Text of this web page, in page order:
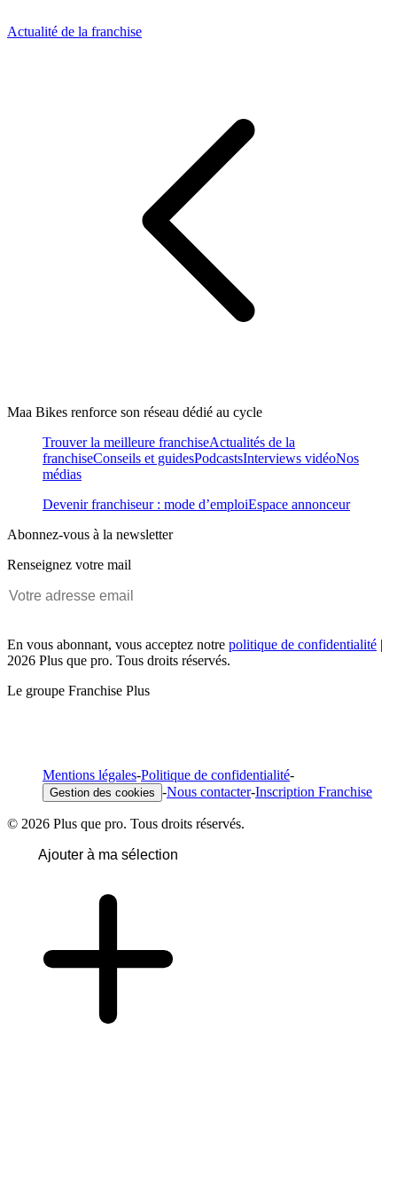
Actualité de la franchise
Maa Bikes renforce son réseau dédié au cycle
Trouver la meilleure franchiseActualités de la
franchiseConseils et guidesPodcastsInterviews vidéoNos
médias
Devenir franchiseur : mode d’emploiEspace annonceur
Abonnez-vous à la newsletter
Renseignez votre mail
En vous abonnant, vous acceptez notre politique de confidentialité |
2026 Plus que pro. Tous droits réservés.
Le groupe Franchise Plus
Mentions légales-Politique de confidentialité-
Gestion des cookies -Nous contacter-Inscription Franchise
© 2026 Plus que pro. Tous droits réservés.
Ajouter à ma sélection